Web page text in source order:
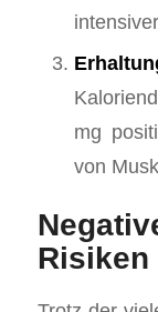
mg
von
Risiken